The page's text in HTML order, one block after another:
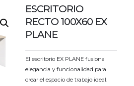
ESCRITORIO
RECTO 100X60 EX
PLANE
El escritorio EX PLANE fusiona
elegancia y funcionalidad para
crear el espacio de trabajo ideal.